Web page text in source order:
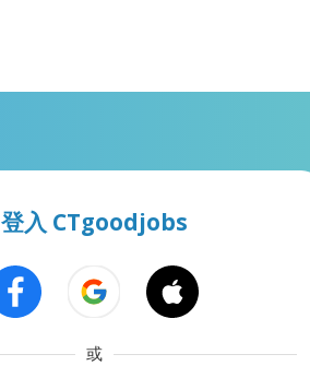
登入 CTgoodjobs
或